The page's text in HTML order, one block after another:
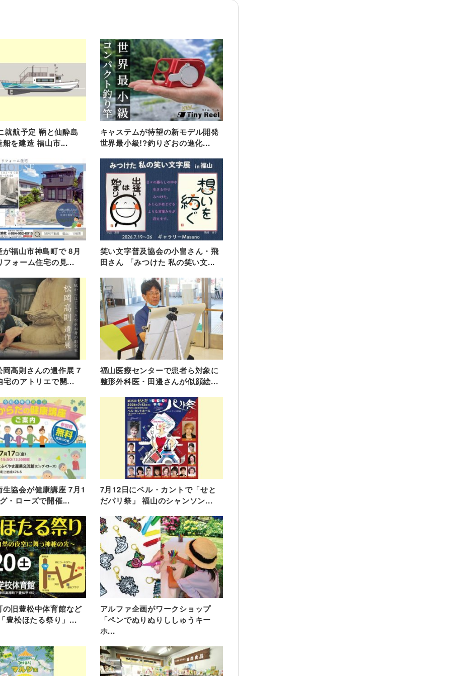
就航予定 鞆と仙酔島
船を建造 福山市...
キャステムが待望の新モデル開発
世界最小級!?釣りざおの進化...
福山市神島町で 8月
フォーム住宅の見...
笑い文字普及協会の小畠さん・飛
田さん 「みつけた 私の笑い文...
岡髙則さんの遺作展 7
宅のアトリエで開...
福山医療センターで患者ら対象に
整形外科医・田邉さんが似顔絵...
協会が健康講座 7月1
・ローズで開催...
7月12日にベル・カントで「せと
だパリ祭」 福山のシャンソン...
の旧豊松中体育館など
豊松ほたる祭り」...
アルファ企画がワークショップ
「ペンでぬりぬりししゅうキー
ホ...